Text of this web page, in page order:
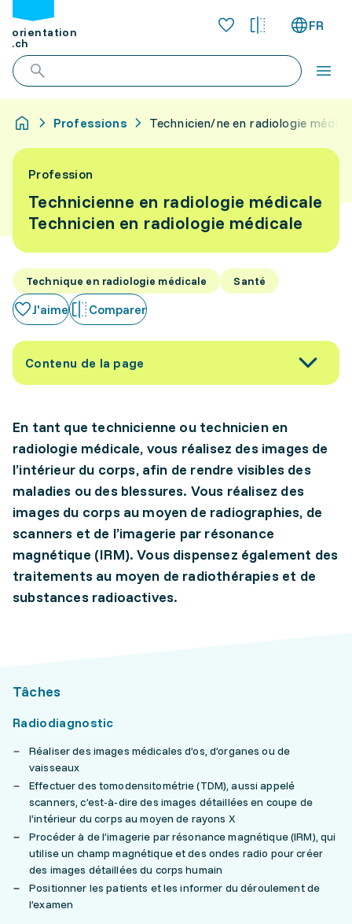
orientation
.ch
FR
Professions Technicien/ne en radiologie
Profession
Technicienne en radiologie médicale
Technicien en radiologie médicale
Technique en radiologie médicale Santé
J'aime Comparer
Contenu de la page
En tant que technicienne ou technicien en
radiologie médicale, vous réalisez des images de
l’intérieur du corps, afin de rendre visibles des
maladies ou des blessures. Vous réalisez des
images du corps au moyen de radiographies, de
scanners et de l’imagerie par résonance
magnétique (IRM). Vous dispensez également des
traitements au moyen de radiothérapies et de
substances radioactives.
Tâches
Radiodiagnostic
Réaliser des images médicales d’os, d’organes ou de
vaisseaux
Effectuer des tomodensitométrie (TDM), aussi appelé
scanners, c’est-à-dire des images détaillées en coupe de
l’intérieur du corps au moyen de rayons X
Procéder à de l’imagerie par résonance magnétique (IRM), qui
utilise un champ magnétique et des ondes radio pour créer
des images détaillées du corps humain
Positionner les patients et les informer du déroulement de
l’examen